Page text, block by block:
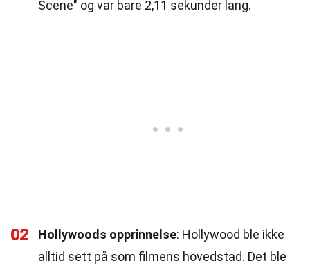
Scene" og var bare 2,11 sekunder lang.
02 Hollywoods opprinnelse: Hollywood ble ikke
alltid sett på som filmens hovedstad. Det ble